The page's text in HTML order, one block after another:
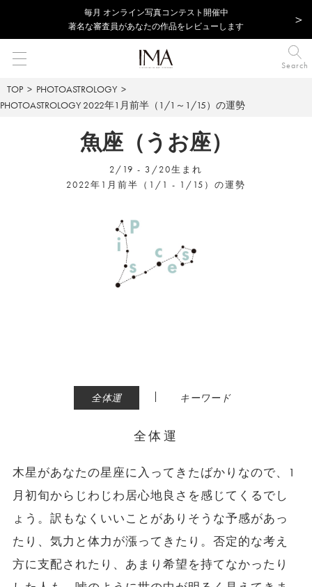
毎⽉ オンライン写真コンテスト開催中
著名な審査員があなたの作品をレビューします
Search
TOP
PHOTOASTROLOGY
PHOTOASTROLOGY 2022年1月前半（1/1～1/15）の運勢
魚座（うお座）
2/19 - 3/20生まれ
2022年1月前半（1/1 - 1/15）の運勢
全体運 | キーワード
全体運
木星があなたの星座に入ってきたばかりなので、1
月初旬からじわじわ居心地良さを感じてくるでし
ょう。訳もなくいいことがありそうな予感があっ
たり、気力と体力が漲ってきたり。否定的な考え
方に支配されたり、あまり希望を持てなかったり